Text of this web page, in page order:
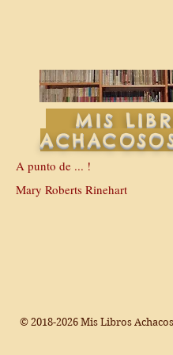
MIS
A punto de ... !
Mary Roberts Rinehart
© 2018-2026 Mis Libros